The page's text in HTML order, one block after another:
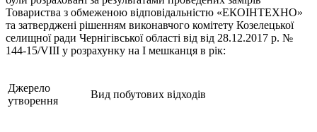
Товариства з обмеженою відповідальністю «ЕКОІНТЕХНО»
та затверджені рішенням виконавчого комітету Козелецької
селищної ради Чернігівської області від від 28.12.2017 р. №
144-15/VIII у розрахунку на І мешканця в рік:
Джерело
утворення
Вид побутових відходів